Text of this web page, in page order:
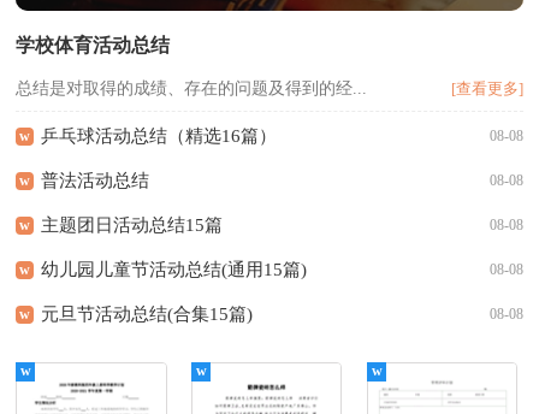
学校体育活动总结
总结是对取得的成绩、存在的问题及得到的经... [查看更多]
w 乒乓球活动总结（精选16篇） 08-08
w 普法活动总结 08-08
w 主题团日活动总结15篇 08-08
w 幼儿园儿童节活动总结(通用15篇) 08-08
w 元旦节活动总结(合集15篇) 08-08